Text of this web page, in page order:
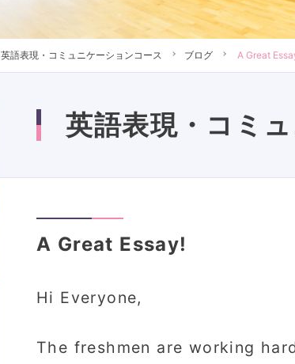
英語表現・コミュニケーションコース ブログ A Great
英語表現・コミ
A Great Essay!
Hi Everyone,
The freshmen are working